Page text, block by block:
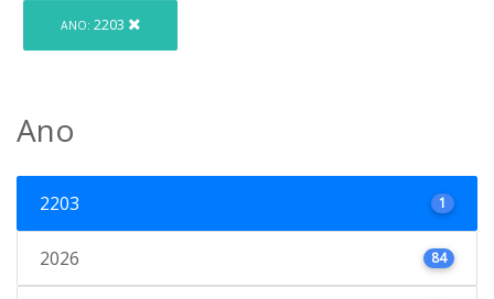
ANO: 2203
Ano
2203 1
2026 84